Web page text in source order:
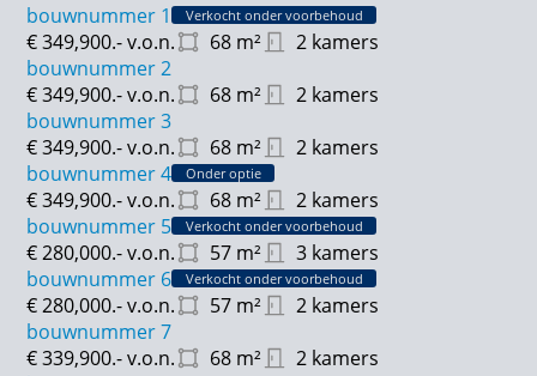
bouwnummer 1 Verkocht onder voorbehoud
68 m² 2 kamers
€ 349,900.-v.o.n.
bouwnummer 2
68 m² 2 kamers
€ 349,900.-v.o.n.
bouwnummer 3
68 m² 2 kamers
€ 349,900.-v.o.n.
bouwnummer 4
Onder optie
68 m² 2 kamers
€ 349,900.-v.o.n.
bouwnummer 5
Verkocht onder voorbehoud
57 m² 3 kamers
€ 280,000.-v.o.n.
bouwnummer 6
Verkocht onder voorbehoud
57 m² 2 kamers
€ 280,000.-v.o.n.
bouwnummer 7
68 m² 2 kamers
€ 339,900.-v.o.n.